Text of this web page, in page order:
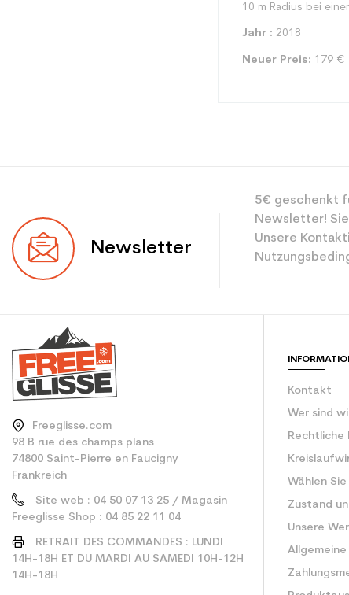
10 m Radius bei
Jahr : 2018
Neuer Preis: 179 €
Benutzer
Ebene
Type de produit
Newsletter
5€ geschenkt
Newsletter!
Unsere
Freeglisse.com
98 B rue des champs plans
74800 Saint-Pierre en Faucigny
Frankreich
Site web : 04 50 07 13 25 / Magasin
Freeglisse Shop : 04 85 22 11 04
RETRAIT DES COMMANDES : LUNDI
14H-18H ET DU MARDI AU SAMEDI 10H-12H
14H-18H
Kontakt
Wer sind
Wählen
Zustand
Unsere